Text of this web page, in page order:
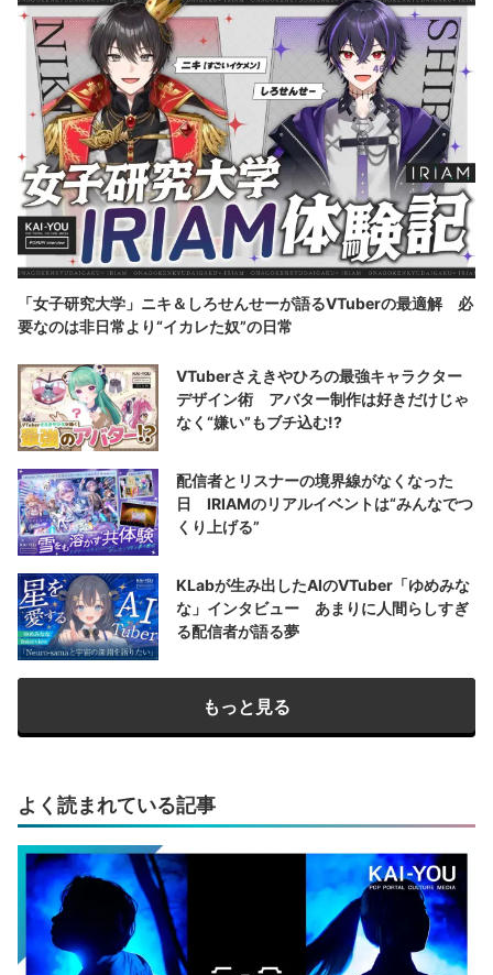
「女子研究大学」ニキ＆しろせんせーが語るVTuberの最適解 必
要なのは非日常より“イカレた奴”の日常
VTuberさえきやひろの最強キャラクター
デザイン術 アバター制作は好きだけじゃ
なく“嫌い”もブチ込む!?
配信者とリスナーの境界線がなくなった
日 IRIAMのリアルイベントは“みんなでつ
くり上げる”
KLabが生み出したAIのVTuber「ゆめみな
な」インタビュー あまりに人間らしすぎ
る配信者が語る夢
もっと見る
よく読まれている記事